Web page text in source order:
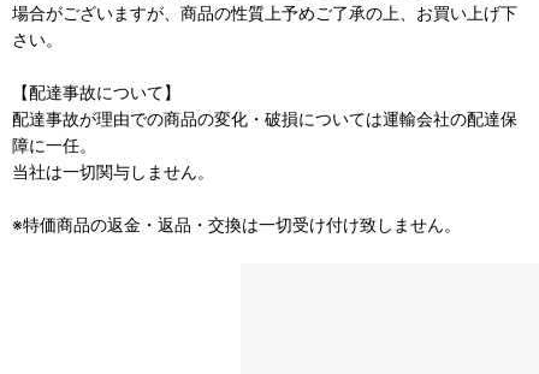
場合がございますが、商品の性質上予めご了承の上、お買い上げ下
さい。
【配達事故について】
配達事故が理由での商品の変化・破損については運輸会社の配達保
障に一任。
当社は一切関与しません。
※特価商品の返金・返品・交換は一切受け付け致しません。